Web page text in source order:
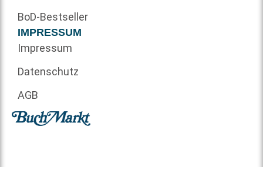
BoD-Bestseller
IMPRESSUM
Impressum
Datenschutz
AGB